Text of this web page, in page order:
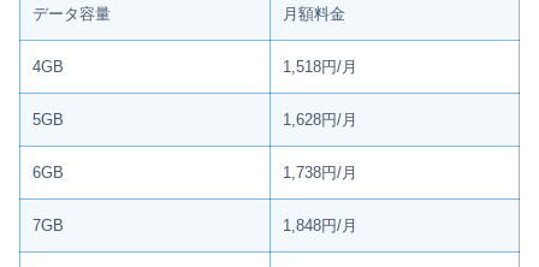
データ容量 月額料金
4GB 1,518円/月
5GB 1,628円/月
6GB 1,738円/月
7GB 1,848円/月